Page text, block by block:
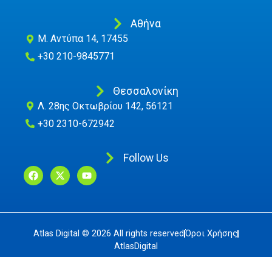
Αθήνα
M. Αντύπα 14, 17455
+30 210-9845771
Θεσσαλονίκη
Λ. 28ης Οκτωβρίου 142, 56121
+30 2310-672942
Follow Us
Atlas Digital © 2026 All rights reserved Όροι Χρήσης
AtlasDigital